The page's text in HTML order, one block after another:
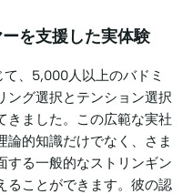
を支援した実体験
、5,000人以上のバドミ
ング選択とテンション選択
きました。この広範な実社
論的知識だけでなく、さま
する一般的なストリンギン
ることができます。彼の認